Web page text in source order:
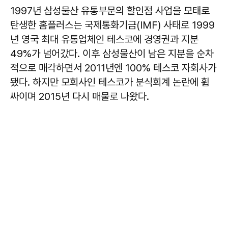
1997년 삼성물산 유통부문의 할인점 사업을 모태로
탄생한 홈플러스는 국제통화기금(IMF) 사태로 1999
년 영국 최대 유통업체인 테스코에 경영권과 지분
49%가 넘어갔다. 이후 삼성물산이 남은 지분을 순차
적으로 매각하면서 2011년엔 100% 테스코 자회사가
됐다. 하지만 모회사인 테스코가 분식회계 논란에 휩
싸이며 2015년 다시 매물로 나왔다.